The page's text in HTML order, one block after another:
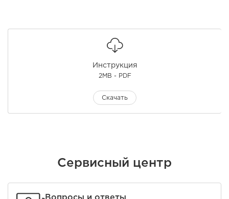
Инструкция
2MB - PDF
Скачать
Сервисный центр
Вопросы и ответы